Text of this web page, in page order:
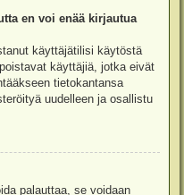
en voi enää kirjautua
käyttäjätilisi käytöstä
käyttäjiä, jotka eivät
tietokantansa
uudelleen ja osallistu
palauttaa, se voidaan